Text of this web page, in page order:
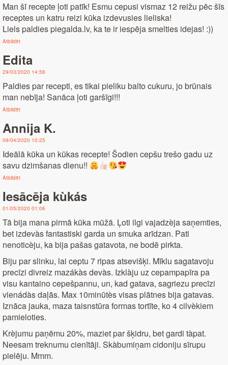
Man šī recepte ļoti patīk! Esmu cepusi vismaz 12 reižu pēc šīs
receptes un katru reizi kūka izdevusies lieliska!
Liels paldies piegalda.lv, ka te ir iespēja smelties idejas! :))
Atbildēt
Edita
29/03/2020 14:56
Paldies par recepti, es tikai pieliku balto cukuru, jo brūnais
man nebīja! Sanāca ļoti garšīgi!!!
Atbildēt
Annija K.
09/04/2020 10:25
Ideālā kūka un kūkas recepte! Šodien cepšu trešo gadu uz
savu dzimšanas dienu!!
Atbildēt
Iesācēja kùkás
01/05/2020 01:06
Tā bija mana pirmā kūka mūžā. Ļoti ilgi vajadzèja saņemties,
bet izdevàs fantastiski garda un smuka arīdzan. Pati
nenoticèju, ka bija pašas gatavota, ne bodē pirkta.
Biju par slinku, lai ceptu 7 ripas atsevišķi. Mīklu sagatavoju
precīzi divreiz mazákàs devàs. Izklàju uz cepampapīra pa
visu kantaino cepešpannu, un, kad gatava, sagriezu precīzi
vienádàs daļās. Max 10minūtès visas plātnes bija gatavas.
Iznāca jauka, maza taisnstūra formas tortīte, ko 4 cilvèkiem
pamieloties.
Krèjumu paņēmu 20%, maziet par šķidru, bet gardi tàpat.
Neesam treknumu cienītāji. Skàbumiņam cidoniju sīrupu
pielēju. Mmm.